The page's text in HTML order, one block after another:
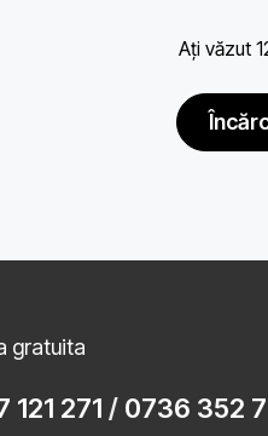
Ați văzut
gratuita
121 271 / 0736 352